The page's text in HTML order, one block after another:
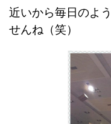
近いから毎日のよ
せんね（笑）